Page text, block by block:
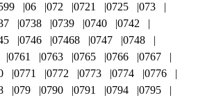
06 072 0721 0725
073
0738 0739 0740
0742
0746 07468 0747
0748
0761 0763 0765 0766
0767
0771 0772 0773 0774
0776
079 0790 0791 0794
0795